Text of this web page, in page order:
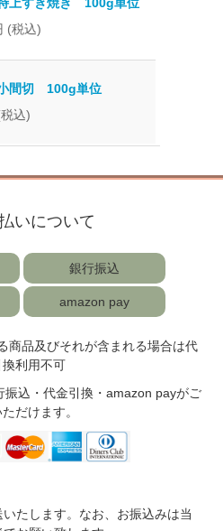
(税込)
間切 100g単位
込)
いについて
銀行振込
amazon pay
商品及びそれが含まれる場合は代
換利用不可
振込・代金引換・amazon payがご
だけます。
たします。なお、お振込みは当